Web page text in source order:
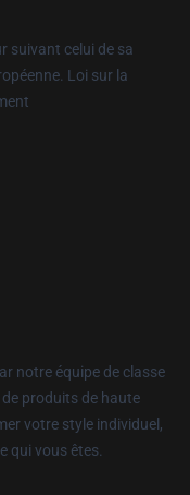
suivant celui de sa
Loi sur la
notre équipe de classe
produits de haute
votre style individuel,
qui vous êtes.